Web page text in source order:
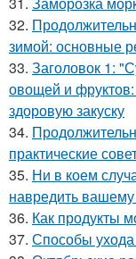
32.
зимой: основные
33. Заголовок 1:
овощей и фруктов:
здоровую закуску
34.
практические
35. Ни в коем
навредить
36. Как продукты
37. Способы ухода